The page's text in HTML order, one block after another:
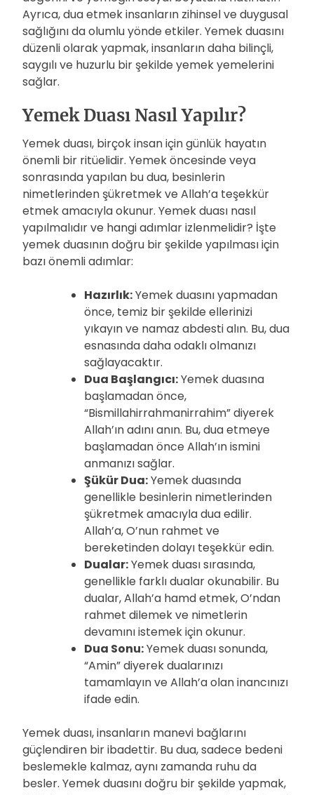
Ayrıca, dua etmek insanların zihinsel ve duygusal
sağlığını da olumlu yönde etkiler. Yemek duasını
düzenli olarak yapmak, insanların daha bilinçli,
saygılı ve huzurlu bir şekilde yemek yemelerini
sağlar.
Yemek Duası Nasıl Yapılır?
Yemek duası, birçok insan için günlük hayatın
önemli bir ritüelidir. Yemek öncesinde veya
sonrasında yapılan bu dua, besinlerin
nimetlerinden şükretmek ve Allah’a teşekkür
etmek amacıyla okunur. Yemek duası nasıl
yapılmalıdır ve hangi adımlar izlenmelidir? İşte
yemek duasının doğru bir şekilde yapılması için
bazı önemli adımlar:
Hazırlık:Yemek duasını yapmadan
önce, temiz bir şekilde ellerinizi
yıkayın ve namaz abdesti alın. Bu, dua
esnasında daha odaklı olmanızı
sağlayacaktır.
Dua Başlangıcı:Yemek duasına
başlamadan önce,
“Bismillahirrahmanirrahim” diyerek
Allah’ın adını anın. Bu, dua etmeye
başlamadan önce Allah’ın ismini
anmanızı sağlar.
Şükür Dua:Yemek duasında
genellikle besinlerin nimetlerinden
şükretmek amacıyla dua edilir.
Allah’a, O’nun rahmet ve
bereketinden dolayı teşekkür edin.
Dualar:Yemek duası sırasında,
genellikle farklı dualar okunabilir. Bu
dualar, Allah’a hamd etmek, O’ndan
rahmet dilemek ve nimetlerin
devamını istemek için okunur.
Dua Sonu:Yemek duası sonunda,
“Amin” diyerek dualarınızı
tamamlayın ve Allah’a olan inancınızı
ifade edin.
Yemek duası, insanların manevi bağlarını
güçlendiren bir ibadettir. Bu dua, sadece bedeni
beslemekle kalmaz, aynı zamanda ruhu da
besler. Yemek duasını doğru bir şekilde yapmak,